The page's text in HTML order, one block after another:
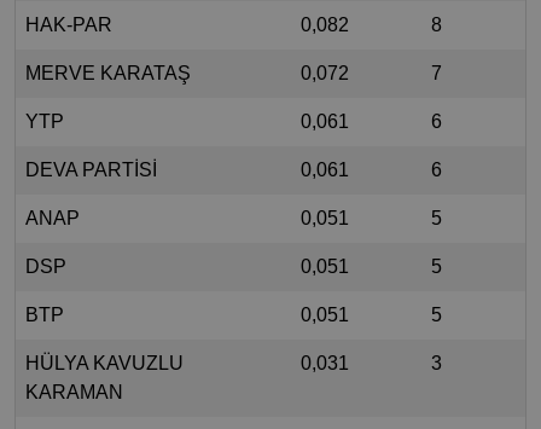
HAK-PAR 0,082 8
MERVE KARATAŞ 0,072 7
YTP 0,061 6
DEVA PARTİSİ 0,061 6
ANAP 0,051 5
DSP 0,051 5
BTP 0,051 5
HÜLYA KAVUZLU
KARAMAN
0,031 3